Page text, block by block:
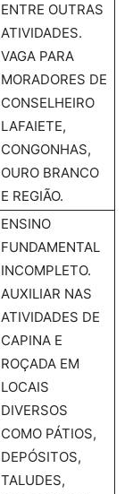
ENTRE OUTRAS
ATIVIDADES.
VAGA PARA
MORADORES DE
CONSELHEIRO
LAFAIETE,
CONGONHAS,
OURO BRANCO
E REGIÃO.
ENSINO
FUNDAMENTAL
INCOMPLETO.
AUXILIAR NAS
ATIVIDADES DE
CAPINA E
ROÇADA EM
LOCAIS
DIVERSOS
COMO PÁTIOS,
DEPÓSITOS,
TALUDES,